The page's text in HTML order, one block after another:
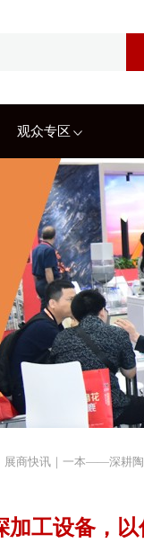
观众专区
展商快讯｜一本——深耕陶
工设备，以